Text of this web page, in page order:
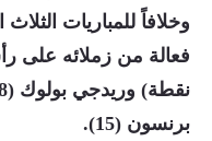
وخلافاً للمباريات
برنسون (15).